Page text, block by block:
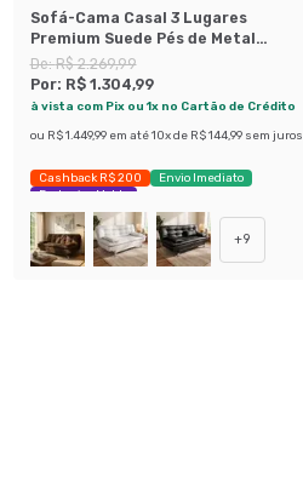
Sofá-Cama Casal 3 Lugares
Premium Suede Pés de Metal
Preto
De:R$ 2.269,99
Por: R$ 1.304,99
à vista com Pix ou 1x no Cartão de Crédito
ou R$ 1.449,99 em até 10x de R$ 144,99 sem juros
Cashback R$ 200
Envio Imediato
Exclusivo Mobly
+9